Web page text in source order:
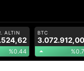
ALTIN
%0.44
BTC
3.072.912,00
%0.7